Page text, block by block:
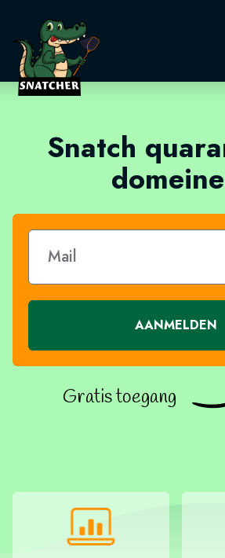
Snatcher
Snatch
AANMELDEN
Gratis toegang